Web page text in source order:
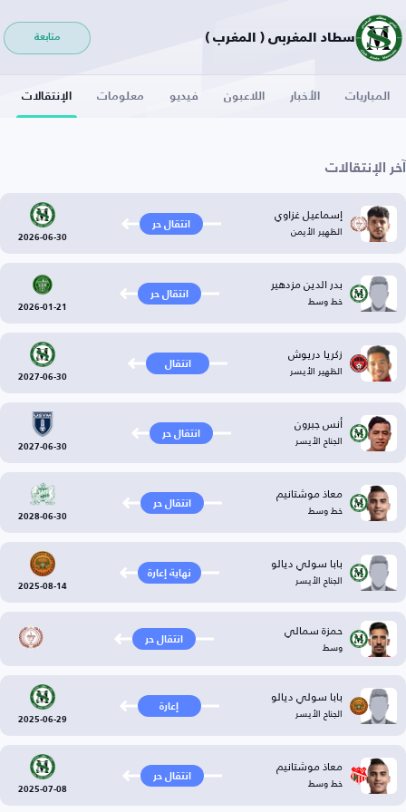
سطاد المغربي ( المغرب ) متابعة
المباريات الأخبار اللاعبون فيديو معلومات الإنتقالات
آخر الإنتقالات
إسماعيل غزاوي
الظهير الأيمن انتقال حر
2026-06-30
بدر الدين مزدهير
خط وسط انتقال حر
2026-01-21
زكريا دريوش
الظهير الأيسر انتقال
2027-06-30
أنس جبرون
الجناح الأيسر انتقال حر
2027-06-30
معاذ موشتانيم
خط وسط انتقال حر
2028-06-30
بابا سولي ديالو
الجناح الأيسر نهاية إعارة
2025-08-14
حمزة سمالي
وسط انتقال حر
بابا سولي ديالو
الجناح الأيسر إعارة
2025-06-29
معاذ موشتانيم
خط وسط انتقال حر
2025-07-08